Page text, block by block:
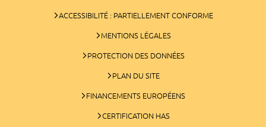
ACCESSIBILITÉ : PARTIELLEMENT CONFORME
MENTIONS LÉGALES
PROTECTION DES DONNÉES
PLAN DU SITE
FINANCEMENTS EUROPÉENS
CERTIFICATION HAS